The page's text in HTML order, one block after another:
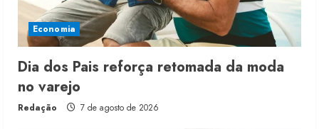
Economia
Dia dos Pais reforça retomada da moda
no varejo
Redação 7 de agosto de 2026